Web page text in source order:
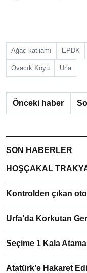
Ağaç katliamı EPDK
Ovacık Köyü Urla
Önceki haber
SON HABERLER
HOŞÇAKAL
Kontrolden çıkan
Urfa’da Korkutan
Seçime 1 Kala Atama
Atatürk’e Hakaret